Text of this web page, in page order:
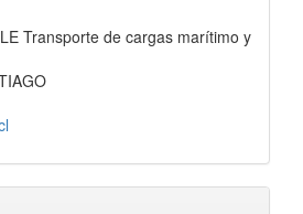
Transporte de cargas marítimo y